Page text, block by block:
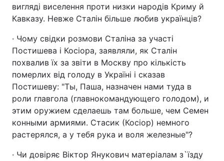
вигляді виселення проти низки народів Криму й
Кавказу. Невже Сталін більше любив українців?
· Чому свідки розмови Сталіна за участі
Постишева і Косіора, заявляли, як Сталін
похвалив їх за звіти в Москву про кількість
померлих від голоду в Україні і сказав
Постишеву: "Ты, Паша, назначен нами туда в
роли главгола (главнокомандующего голодом), и
этим оружием сделаешь там больше, чем Семен
конными армиями. Стасик (Косіор) немного
растерялся, а у тебя рука и воля железные"?
· Чи довіряє Віктор Янукович матеріалам з`їзду